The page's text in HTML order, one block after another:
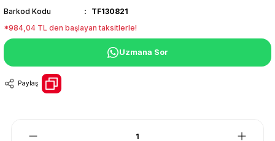
Barkod Kodu
TF130821
*984,04 TL den başlayan taksitlerle!
Uzmana Sor
Paylaş